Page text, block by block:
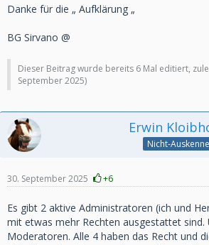
Danke für die „ Aufklärung „
BG Sirvano @
Dieser Beitrag wurde bereits 6 Mal editiert,
September 2025)
Erwin
Nicht-
30. September 2025 +6
Es gibt 2 aktive Administratoren (ich und
mit etwas mehr Rechten ausgestattet sind.
Moderatoren. Alle 4 haben das Recht und